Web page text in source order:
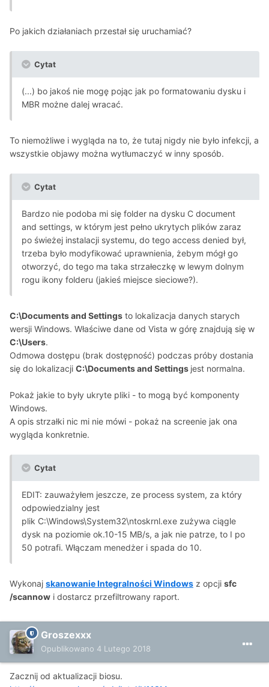
Po jakich działaniach przestał się uruchamiać?
Cytat
(...) bo jakoś nie mogę pojąc jak po formatowaniu dysku i
MBR możne dalej wracać.
To niemożliwe i wygląda na to, że tutaj nigdy nie było infekcji, a
wszystkie objawy można wytłumaczyć w inny sposób.
Cytat
Bardzo nie podoba mi się folder na dysku C document
and settings, w którym jest pełno ukrytych plików zaraz
po świeżej instalacji systemu, do tego access denied był,
trzeba było modyfikować uprawnienia, żebym mógł go
otworzyć, do tego ma taka strzałeczkę w lewym dolnym
rogu ikony folderu (jakieś miejsce sieciowe?).
C:\Documents and Settings to lokalizacja danych starych
wersji Windows. Właściwe dane od Vista w górę znajdują się w
C:\Users.
Odmowa dostępu (brak dostępność) podczas próby dostania
się do lokalizacji C:\Documents and Settings jest normalna.
Pokaż jakie to były ukryte pliki - to mogą być komponenty
Windows.
A opis strzałki nic mi nie mówi - pokaż na screenie jak ona
wygląda konkretnie.
Cytat
EDIT: zauważyłem jeszcze, ze process system, za który
odpowiedzialny jest
plik C:\Windows\System32\ntoskrnl.exe zużywa ciągle
dysk na poziomie ok.10-15 MB/s, a jak nie patrze, to I po
50 potrafi. Włączam menedżer i spada do 10.
Wykonaj skanowanie Integralności Windows z opcji sfc
/scannow i dostarcz przefiltrowany raport.
Groszexxx
Opublikowano 4 Lutego 2018
Zacznij od aktualizacji biosu.